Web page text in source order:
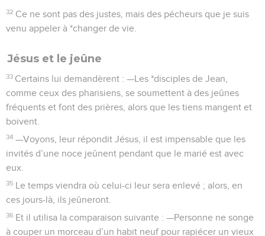
32 Ce ne sont pas des justes, mais des pécheurs que je suis
venu appeler à *changer de vie.
Jésus et le jeûne
33 Certains lui demandèrent : —Les *disciples de Jean,
comme ceux des pharisiens, se soumettent à des jeûnes
fréquents et font des prières, alors que les tiens mangent et
boivent.
34 —Voyons, leur répondit Jésus, il est impensable que les
invités d’une noce jeûnent pendant que le marié est avec
eux.
35 Le temps viendra où celui-ci leur sera enlevé ; alors, en
ces jours-là, ils jeûneront.
36 Et il utilisa la comparaison suivante : —Personne ne songe
à couper un morceau d’un habit neuf pour rapiécer un vieux